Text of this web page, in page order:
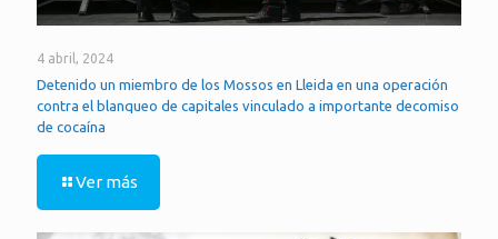
4 abril, 2024
Detenido un miembro de los Mossos en Lleida en una operación
contra el blanqueo de capitales vinculado a importante decomiso
de cocaína
Ver más